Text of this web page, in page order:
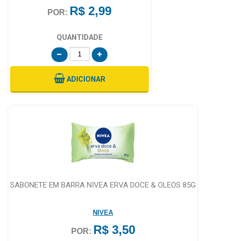
POR: R$ 2,99
QUANTIDADE
ADICIONAR
SABONETE EM BARRA NIVEA ERVA DOCE & OLEOS 85G
NIVEA
POR: R$ 3,50